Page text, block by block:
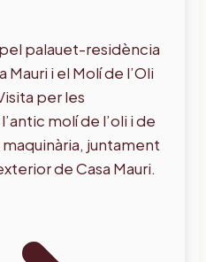
palauet-residència
i el Molí de l’Oli
per les
molí de l’oli i de
juntament
de Casa Mauri.